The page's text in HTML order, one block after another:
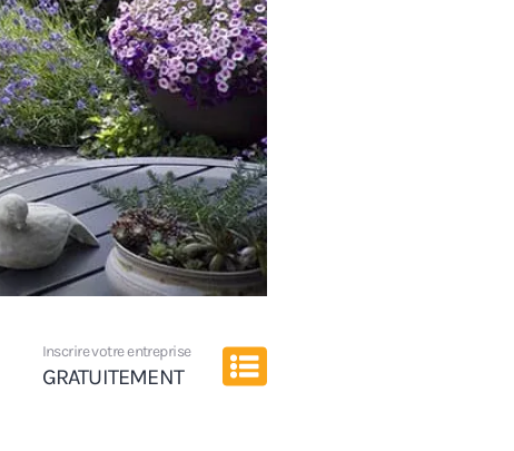
Inscrire votre entreprise
GRATUITEMENT